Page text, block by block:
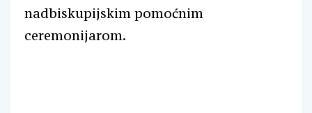
nadbiskupijskim pomoćnim
ceremonijarom.